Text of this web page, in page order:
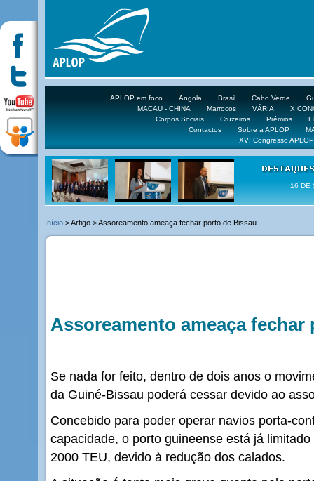
APLOP em foco Angola Brasil Cabo Verde
MACAU - CHINA
Marrocos VÁRIA
X
Corpos Sociais
Cruzeiros Prémios
Contactos
Sobre a APLOP
XVI Congresso APLOP
16 DE
Início > Artigo > Assoreamento ameaça fechar porto de Bissau
Assoreamento ameaça
Se nada for feito, dentro de dois anos o
da Guiné-Bissau poderá cessar devido ao
Concebido para poder operar navios porta-
capacidade, o porto guineense está já
2000 TEU, devido à redução dos calados.